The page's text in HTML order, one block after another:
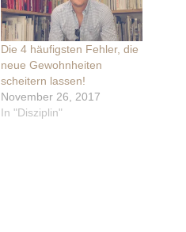
Die 4 häufigsten Fehler, die
neue Gewohnheiten
scheitern lassen!
November 26, 2017
In "Disziplin"